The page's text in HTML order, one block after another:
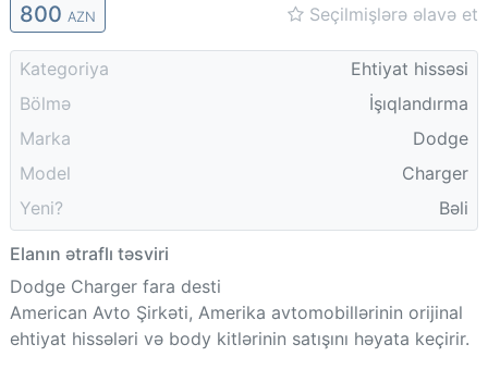
800 AZN Seçilmişlərə əlavə et
Kategoriya
Ehtiyat hissəsi
Bölmə
İşıqlandırma
Marka
Dodge
Model
Charger
Yeni?
Bəli
Elanın ətraflı təsviri
Dodge Charger fara desti
American Avto Şirkəti, Amerika avtomobillərinin orijinal
ehtiyat hissələri və body kitlərinin satışını həyata keçirir.